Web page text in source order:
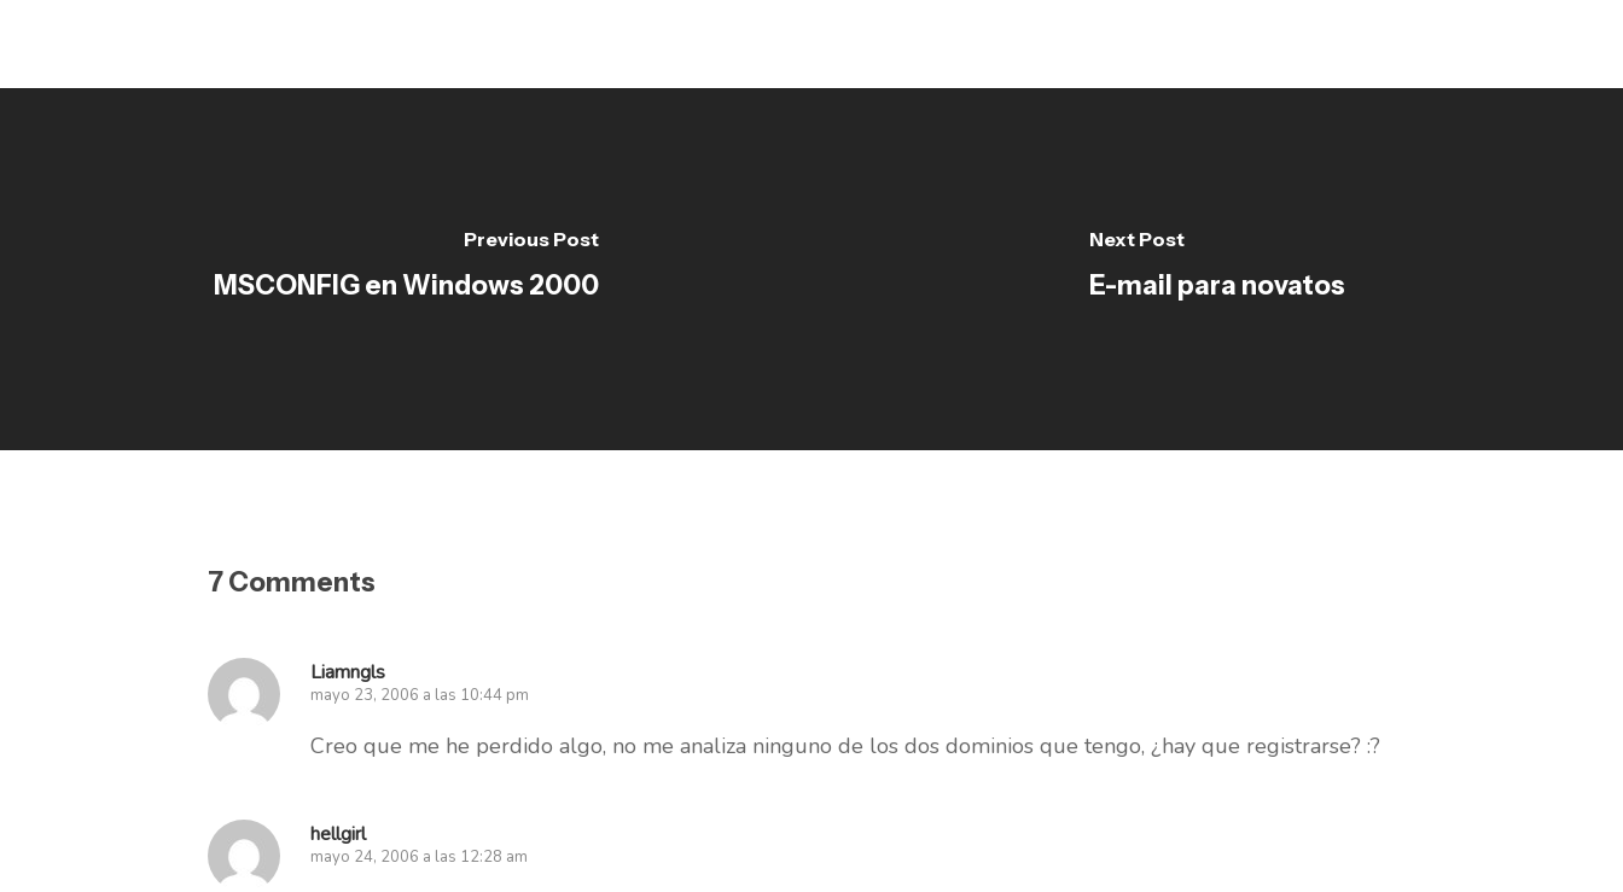
Previous Post
MSCONFIG en Windows 2000
Next Post
E-mail para novatos
7 Comments
Liamngls
mayo 23, 2006 a las 10:44 pm
Creo que me he perdido algo, no me analiza ninguno de los dos dominios que tengo, ¿hay que registrarse? :?
hellgirl
mayo 24, 2006 a las 12:28 am